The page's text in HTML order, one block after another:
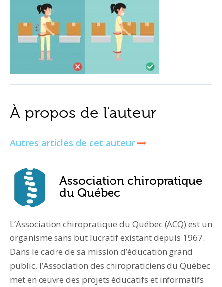
À propos de l'auteur
Autres articles de cet auteur
Association chiropratique
du Québec
L’Association chiropratique du Québec (ACQ) est un
organisme sans but lucratif existant depuis 1967.
Dans le cadre de sa mission d’éducation grand
public, l’Association des chiropraticiens du Québec
met en œuvre des projets éducatifs et informatifs